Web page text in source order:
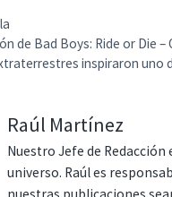
de Bad Boys: Ride or Die
inspiraron uno
Raúl Martínez
Nuestro Jefe de Redacción
universo. Raúl es
nuestras publicaciones